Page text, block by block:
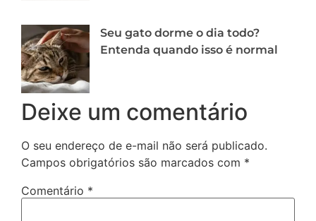
Seu gato dorme o dia todo?
Entenda quando isso é normal
Deixe um comentário
O seu endereço de e-mail não será publicado.
Campos obrigatórios são marcados com *
Comentário *